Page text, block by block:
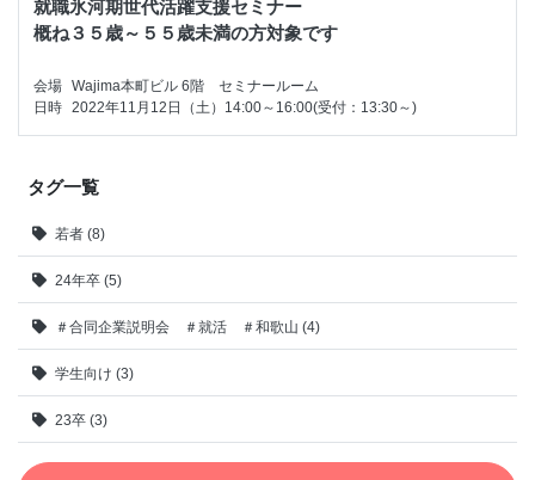
就職氷河期世代活躍支援セミナー
概ね３５歳～５５歳未満の方対象です
会場 Wajima本町ビル 6階 セミナールーム
日時 2022年11月12日（土）14:00～16:00(受付：13:30～)
タグ一覧
若者 (8)
24年卒 (5)
＃合同企業説明会 ＃就活 ＃和歌山 (4)
学生向け (3)
23卒 (3)